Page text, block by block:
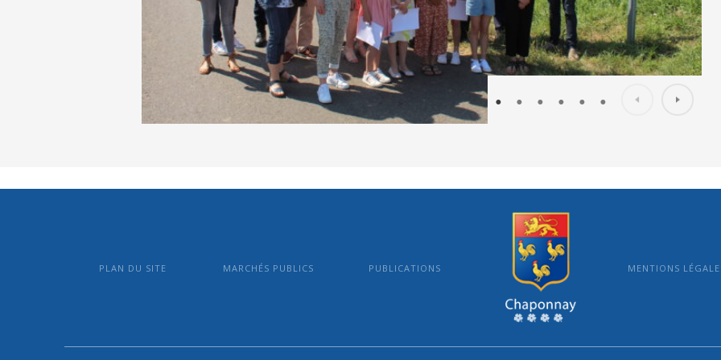
PLAN DU SITE MARCHÉS PUBLICS PUBLICATIONS MENTIONS